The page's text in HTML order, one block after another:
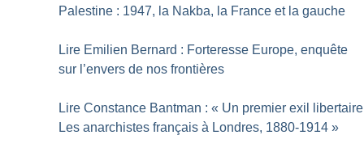
Palestine : 1947, la Nakba, la France et la gauche
Lire Emilien Bernard : Forteresse Europe, enquête
sur l’envers de nos frontières
Lire Constance Bantman : « Un premier exil
Les anarchistes français à Londres, 1880-1914 »